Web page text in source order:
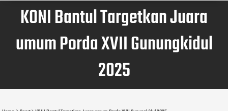
KONI Bantul Targetkan Juara
umum Porda XVII Gunungkidul
2025